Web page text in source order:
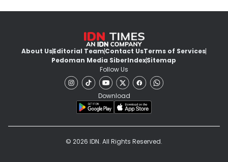
About UsEditorial TeamContact UsTerms of Services
Pedoman Media SiberIndexSitemap
Follow Us
Download
© 2026 IDN. All Rights Reserved.